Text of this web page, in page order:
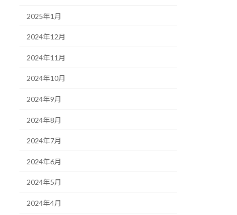
2025年1月
2024年12月
2024年11月
2024年10月
2024年9月
2024年8月
2024年7月
2024年6月
2024年5月
2024年4月